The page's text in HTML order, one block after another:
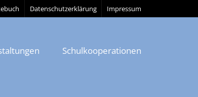
Datenschutzerklärung Impressum
Schulkooperationen